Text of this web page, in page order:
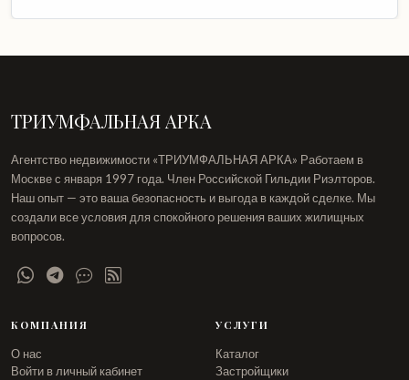
ТРИУМФАЛЬНАЯ АРКА
Агентство недвижимости «ТРИУМФАЛЬНАЯ АРКА» Работаем в
Москве с января 1997 года. Член Российской Гильдии Риэлторов.
Наш опыт — это ваша безопасность и выгода в каждой сделке. Мы
создали все условия для спокойного решения ваших жилищных
вопросов.
КОМПАНИЯ
О нас
Войти в личный кабинет
УСЛУГИ
Каталог
Застройщики